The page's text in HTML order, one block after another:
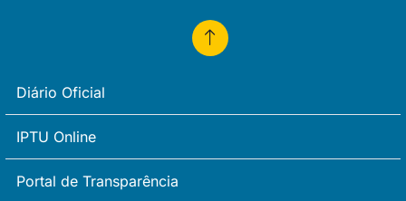
Diário Oficial
IPTU Online
Portal de Transparência